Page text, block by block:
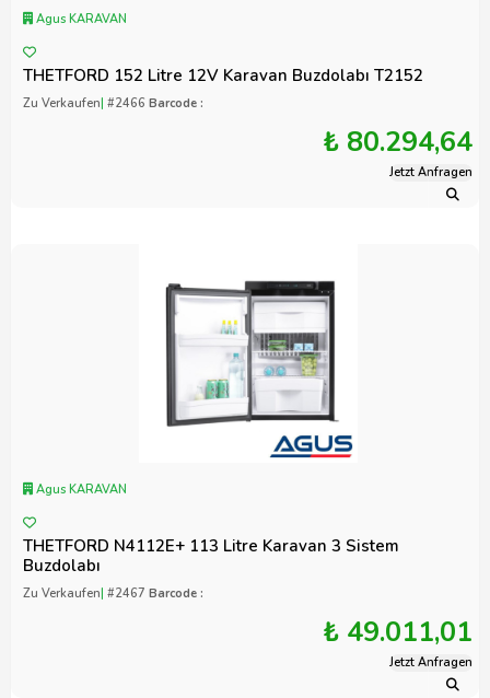
Agus KARAVAN
THETFORD 152 Litre 12V Karavan Buzdolabı T2152
Zu Verkaufen| #2466 Barcode :
₺ 80.294,64
Jetzt Anfragen
Agus KARAVAN
THETFORD N4112E+ 113 Litre Karavan 3 Sistem
Buzdolabı
Zu Verkaufen| #2467 Barcode :
₺ 49.011,01
Jetzt Anfragen